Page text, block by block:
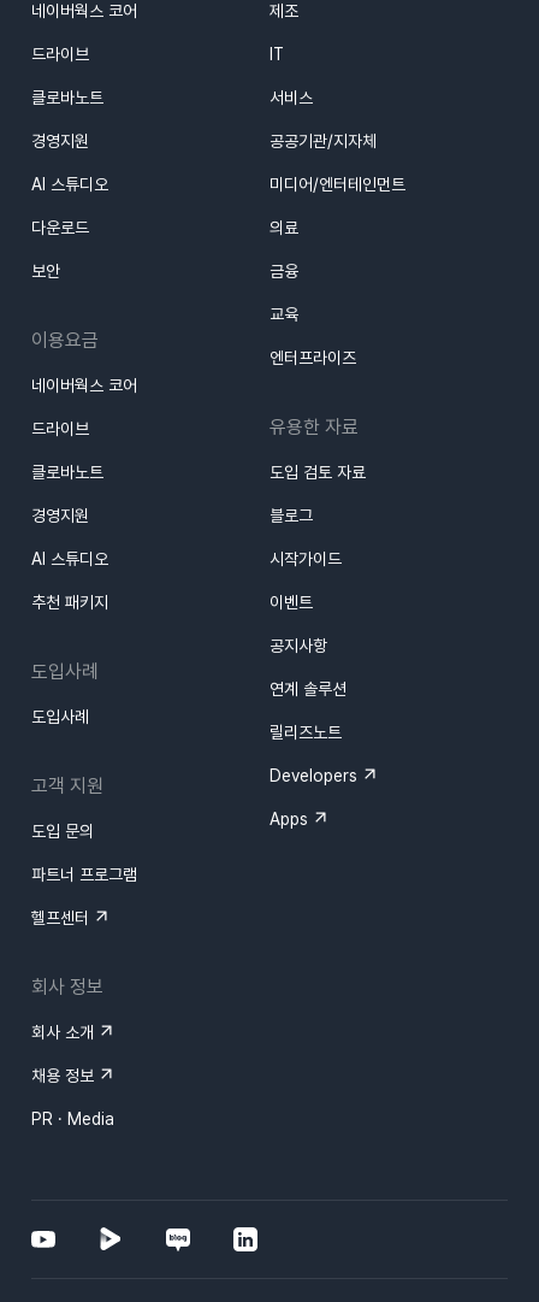
네이버웍스 코어
드라이브
클로바노트
경영지원
AI 스튜디오
다운로드
보안
이용요금
네이버웍스 코어
드라이브
클로바노트
경영지원
AI 스튜디오
추천 패키지
도입사례
도입사례
고객 지원
도입 문의
파트너 프로그램
헬프센터
회사 정보
회사 소개
채용 정보
PR · Media
제조
IT
서비스
공공기관/지자체
미디어/엔터테인먼트
의료
금융
교육
엔터프라이즈
유용한 자료
도입 검토 자료
블로그
시작가이드
이벤트
공지사항
연계 솔루션
릴리즈노트
Developers
Apps